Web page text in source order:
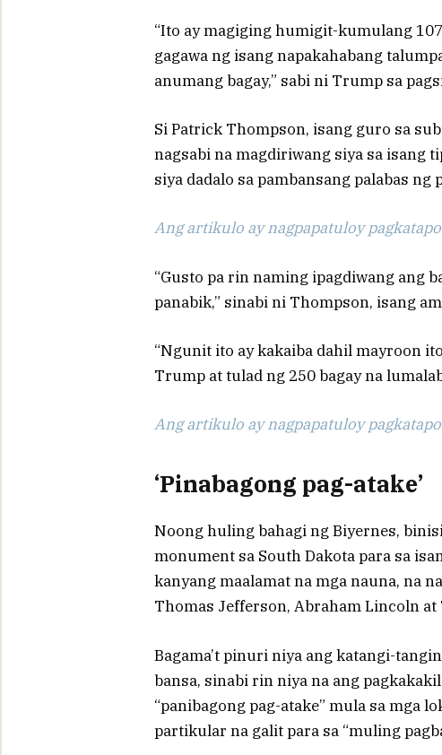
“Ito ay magiging humigit-kumulang
gagawa ng isang napakahabang
anumang bagay,” sabi ni Trump sa
Si Patrick Thompson, isang guro sa
nagsabi na magdiriwang siya sa isang
siya dadalo sa pambansang palabas ng
Ang artikulo ay nagpapatuloy
“Gusto pa rin naming ipagdiwang ang
panabik,” sinabi ni Thompson, isang
“Ngunit ito ay kakaiba dahil mayroon
Trump at tulad ng 250 bagay na
Ang artikulo ay nagpapatuloy
‘Pinabagong pag-atake’
Noong huling bahagi ng Biyernes,
monument sa South Dakota para sa
kanyang maalamat na mga nauna, na
Thomas Jefferson, Abraham Lincoln at
Bagama’t pinuri niya ang katangi-
bansa, sinabi rin niya na ang
“panibagong pag-atake” mula sa mga
partikular na galit para sa “muling